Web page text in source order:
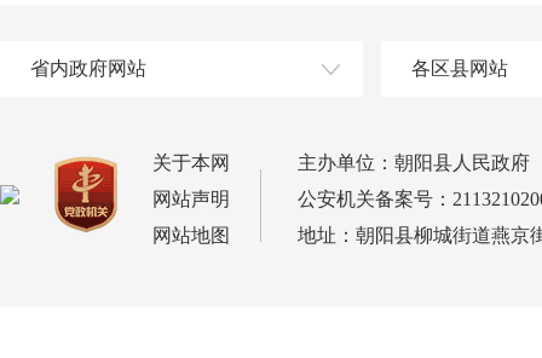
省内政府网站 各区县网站
关于本网
网站声明
网站地图
主办单位：朝阳县人民政府
公安机关备案号：
地址：朝阳县柳城街道燕京